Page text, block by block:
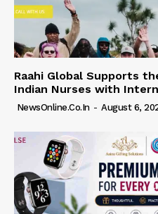
Raahi Global Supports
Indian Nurses with
NewsOnline.co.in - August 6,